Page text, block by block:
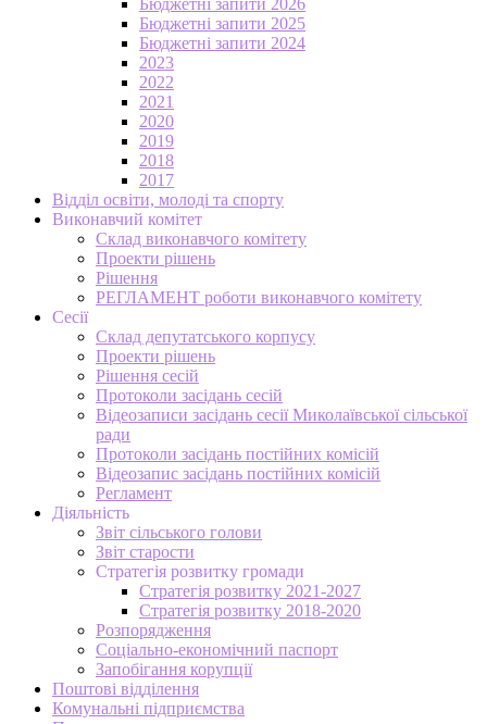
Бюджетні запити 2025
Бюджетні запити 2024
2023
2022
2021
2020
2019
2018
2017
Відділ освіти, молоді та спорту
Виконавчий комітет
Склад виконавчого комітету
Проекти рішень
Рішення
РЕГЛАМЕНТ роботи виконавчого комітету
Сесії
Склад депутатського корпусу
Проекти рішень
Рішення сесій
Протоколи засідань сесій
Відеозаписи засідань сесії Миколаївської сільської
ради
Протоколи засідань постійних комісій
Відеозапис засідань постійних комісій
Регламент
Діяльність
Звіт сільського голови
Звіт старости
Стратегія розвитку громади
Стратегія розвитку 2021-2027
Стратегія розвитку 2018-2020
Розпорядження
Соціально-економічний паспорт
Запобігання корупції
Поштові відділення
Комунальні підприємства